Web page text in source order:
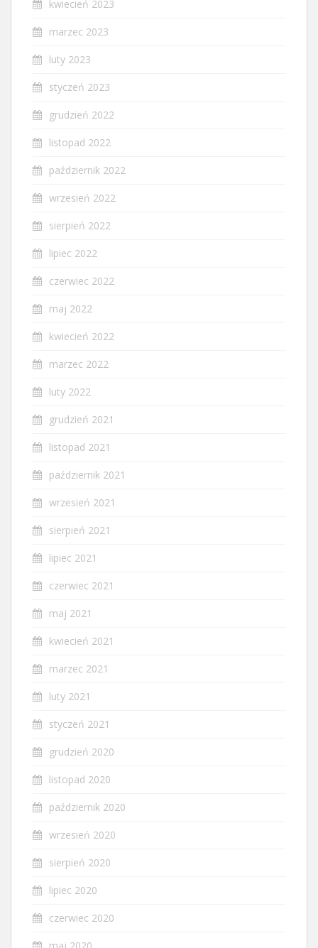
kwiecień 2023
marzec 2023
luty 2023
styczeń 2023
grudzień 2022
listopad 2022
październik 2022
wrzesień 2022
sierpień 2022
lipiec 2022
czerwiec 2022
maj 2022
kwiecień 2022
marzec 2022
luty 2022
grudzień 2021
listopad 2021
październik 2021
wrzesień 2021
sierpień 2021
lipiec 2021
czerwiec 2021
maj 2021
kwiecień 2021
marzec 2021
luty 2021
styczeń 2021
grudzień 2020
listopad 2020
październik 2020
wrzesień 2020
sierpień 2020
lipiec 2020
czerwiec 2020